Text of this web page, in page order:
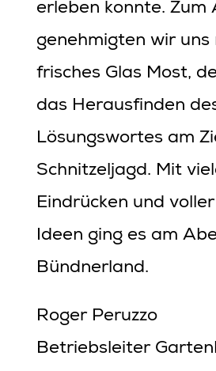
erleben konnte. Zum
genehmigten wir uns
frisches Glas Most,
das Herausfinden
Lösungswortes am
Schnitzeljagd. Mit
Eindrücken und
Ideen ging es am
Bündnerland.
Roger Peruzzo
Betriebsleiter